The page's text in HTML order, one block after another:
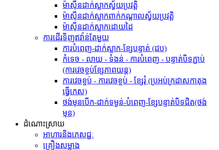
ម៉ាស៊ីនដាក់ស្លាកស្វ័យប្រវត្តិ
ម៉ាស៊ីនដាក់ស្លាកពាក់កណ្តាលស្វ័យប្រវត្តិ
ម៉ាស៊ីនដាក់ស្លាកដោយដៃ
ការដើរទិញឥវ៉ាន់តែមួយ
ការបំពេញ-ដាក់ស្លាក-ខ្សែបន្ទាត់ (ដប)
កំទេច - លាយ - ទំងន់ - ការបំពេញ - បន្ទាត់បិទភ្ជាប់
(ការវេចខ្ចប់ខ្សែភាពយន្ត)
ការវេចខ្ចប់ - ការវេចខ្ចប់ - ខ្សែរុំ (ប្រអប់ក្រដាសកាតុង
ធ្វើកេស)
ថង់មុនបើក-ដាក់ទម្ងន់-បំពេញ-ខ្សែបន្ទាត់បិទជិត(ថង់
មុន)
ដំណោះស្រាយ
អាហារ​និង​ភេសជ្ជៈ
គ្រឿងសម្អាង